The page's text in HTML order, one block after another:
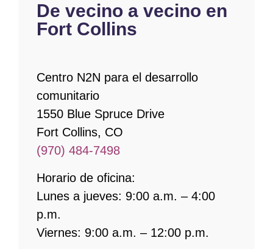
De vecino a vecino en
Fort Collins
Centro N2N para el desarrollo
comunitario
1550 Blue Spruce Drive
Fort Collins, CO
(970) 484-7498
Horario de oficina:
Lunes a jueves: 9:00 a.m. – 4:00
p.m.
Viernes: 9:00 a.m. – 12:00 p.m.